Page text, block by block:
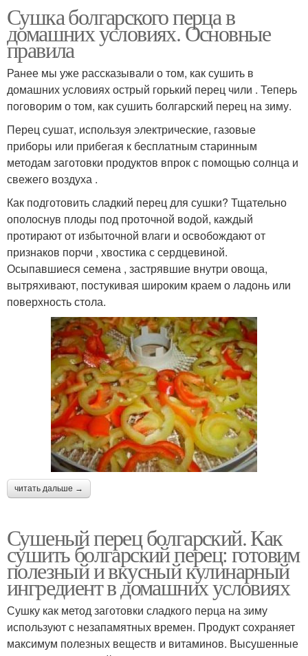
Сушка болгарского перца в
домашних условиях. Основные
правила
Ранее мы уже рассказывали о том, как сушить в
домашних условиях острый горький перец чили . Теперь
поговорим о том, как сушить болгарский перец на зиму.
Перец сушат, используя электрические, газовые
приборы или прибегая к бесплатным старинным
методам заготовки продуктов впрок с помощью солнца и
свежего воздуха .
Как подготовить сладкий перец для сушки? Тщательно
ополоснув плоды под проточной водой, каждый
протирают от избыточной влаги и освобождают от
признаков порчи , хвостика с сердцевиной.
Осыпавшиеся семена , застрявшие внутри овоща,
вытряхивают, постукивая широким краем о ладонь или
поверхность стола.
читать дальше →
Сушеный перец болгарский. Как
сушить болгарский перец: готовим
полезный и вкусный кулинарный
ингредиент в домашних условиях
Сушку как метод заготовки сладкого перца на зиму
используют с незапамятных времен. Продукт сохраняет
максимум полезных веществ и витаминов. Высушенные